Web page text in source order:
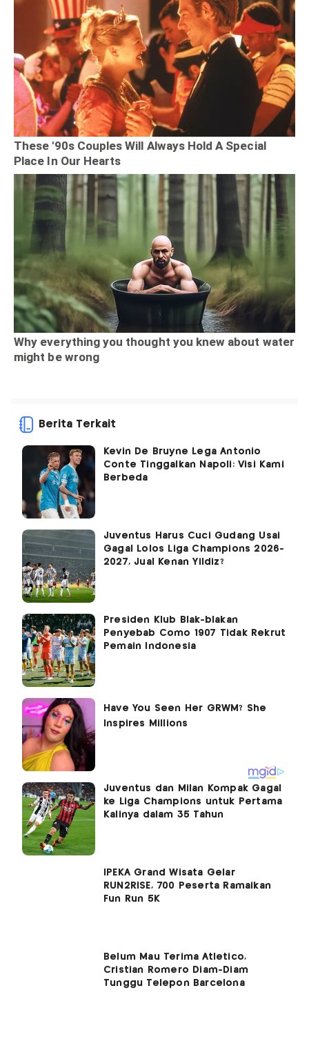
Berita Terkait
Kevin De Bruyne Lega Antonio
Conte Tinggalkan Napoli: Visi Kami
Berbeda
Juventus Harus Cuci Gudang Usai
Gagal Lolos Liga Champions 2026-
2027, Jual Kenan Yildiz?
Presiden Klub Blak-blakan
Penyebab Como 1907 Tidak Rekrut
Pemain Indonesia
Juventus dan Milan Kompak Gagal
ke Liga Champions untuk Pertama
Kalinya dalam 35 Tahun
IPEKA Grand Wisata Gelar
RUN2RISE, 700 Peserta Ramaikan
Fun Run 5K
Belum Mau Terima Atletico,
Cristian Romero Diam-Diam
Tunggu Telepon Barcelona